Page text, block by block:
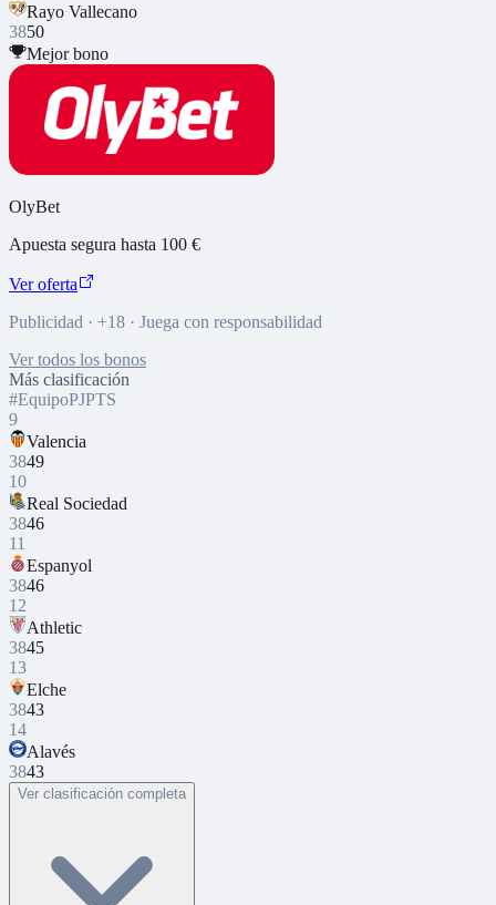
Rayo Vallecano
3850
Mejor bono
OlyBet
Apuesta segura hasta 100 €
Ver oferta
Publicidad · +18 · Juega con responsabilidad
Ver todos los bonos
Más clasificación
#EquipoPJPTS
9
Valencia
3849
10
Real Sociedad
3846
11
Espanyol
3846
12
Athletic
3845
13
Elche
3843
14
Alavés
3843
Ver clasificación completa